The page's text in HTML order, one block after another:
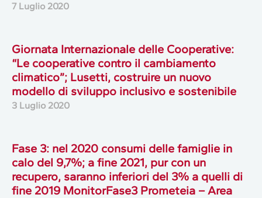
7 Luglio 2020
Giornata Internazionale delle Cooperative:
“Le cooperative contro il cambiamento
climatico”; Lusetti, costruire un nuovo
modello di sviluppo inclusivo e sostenibile
3 Luglio 2020
Fase 3: nel 2020 consumi delle famiglie in
calo del 9,7%; a fine 2021, pur con un
recupero, saranno inferiori del 3% a quelli di
fine 2019 MonitorFase3 Prometeia – Area